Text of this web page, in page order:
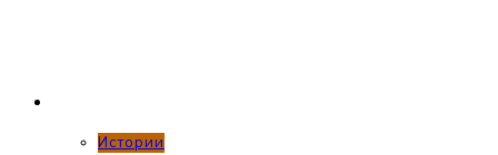
Истории